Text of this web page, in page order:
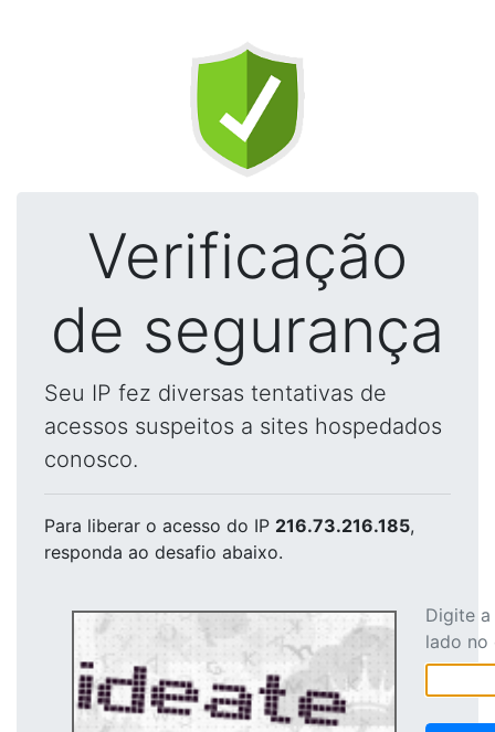
Verificação
de segurança
Seu IP fez diversas tentativas de
acessos suspeitos a sites hospedados
conosco.
Para liberar o acesso do IP 216.73.216.185,
responda ao desafio abaixo.
Digite
lado no